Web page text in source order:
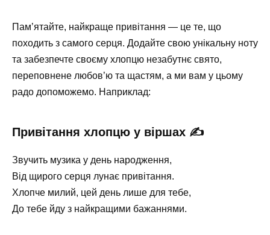
Пам’ятайте, найкраще привітання — це те, що
походить з самого серця. Додайте свою унікальну ноту
та забезпечте своєму хлопцю незабутнє свято,
переповнене любов’ю та щастям, а ми вам у цьому
радо допоможемо. Наприклад:
Привітання хлопцю у віршах ✍️
Звучить музика у день народження,
Від щирого серця лунає привітання.
Хлопче милий, цей день лише для тебе,
До тебе йду з найкращими бажаннями.